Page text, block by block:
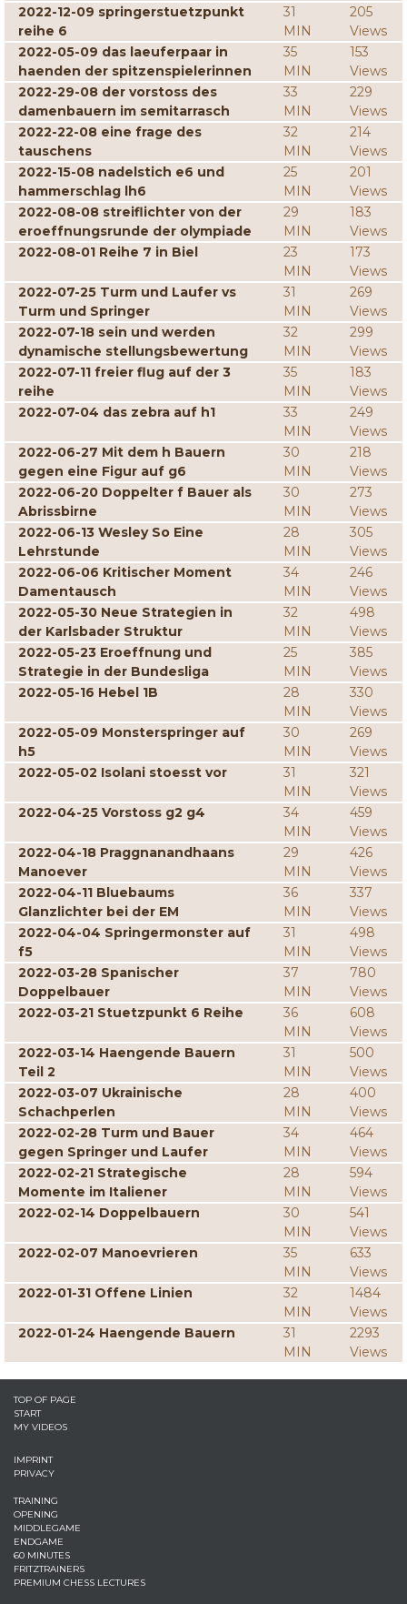
2022-12-09 springerstuetzpunkt
reihe 6
31
MIN
205
Views
2022-05-09 das laeuferpaar in
haenden der spitzenspielerinnen
35
MIN
153
Views
2022-29-08 der vorstoss des
damenbauern im semitarrasch
33
MIN
229
Views
2022-22-08 eine frage des
tauschens
32
MIN
214
Views
2022-15-08 nadelstich e6 und
hammerschlag lh6
25
MIN
201
Views
2022-08-08 streiflichter von der
eroeffnungsrunde der olympiade
29
MIN
183
Views
2022-08-01 Reihe 7 in Biel
23
MIN
173
Views
2022-07-25 Turm und Laufer vs
Turm und Springer
31
MIN
269
Views
2022-07-18 sein und werden
dynamische stellungsbewertung
32
MIN
299
Views
2022-07-11 freier flug auf der 3
reihe
35
MIN
183
Views
2022-07-04 das zebra auf h1
33
MIN
249
Views
2022-06-27 Mit dem h Bauern
gegen eine Figur auf g6
30
MIN
218
Views
2022-06-20 Doppelter f Bauer als
Abrissbirne
30
MIN
273
Views
2022-06-13 Wesley So Eine
Lehrstunde
28
MIN
305
Views
2022-06-06 Kritischer Moment
Damentausch
34
MIN
246
Views
2022-05-30 Neue Strategien in
der Karlsbader Struktur
32
MIN
498
Views
2022-05-23 Eroeffnung und
Strategie in der Bundesliga
25
MIN
385
Views
2022-05-16 Hebel 1B
28
MIN
330
Views
2022-05-09 Monsterspringer auf
h5
30
MIN
269
Views
2022-05-02 Isolani stoesst vor
31
MIN
321
Views
2022-04-25 Vorstoss g2 g4
34
MIN
459
Views
2022-04-18 Praggnanandhaans
Manoever
29
MIN
426
Views
2022-04-11 Bluebaums
Glanzlichter bei der EM
36
MIN
337
Views
2022-04-04 Springermonster auf
f5
31
MIN
498
Views
2022-03-28 Spanischer
Doppelbauer
37
MIN
780
Views
2022-03-21 Stuetzpunkt 6 Reihe
36
MIN
608
Views
2022-03-14 Haengende Bauern
Teil 2
31
MIN
500
Views
2022-03-07 Ukrainische
Schachperlen
28
MIN
400
Views
2022-02-28 Turm und Bauer
gegen Springer und Laufer
34
MIN
464
Views
2022-02-21 Strategische
Momente im Italiener
28
MIN
594
Views
2022-02-14 Doppelbauern
30
MIN
541
Views
2022-02-07 Manoevrieren
35
MIN
633
Views
2022-01-31 Offene Linien
32
MIN
1484
Views
2022-01-24 Haengende Bauern
31
MIN
2293
Views
TOP OF PAGE
START
MY VIDEOS
IMPRINT
PRIVACY
TRAINING
OPENING
MIDDLEGAME
ENDGAME
60 MINUTES
FRITZTRAINERS
PREMIUM CHESS LECTURES